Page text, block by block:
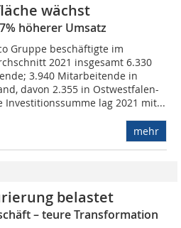
wächst
höherer Umsatz
Gruppe beschäftigte im
2021 insgesamt 6.330
3.940 Mitarbeitende in
davon 2.355 in Ostwestfalen-
Investitionssumme lag 2021 mit...
mehr
belastet
– teure Transformation